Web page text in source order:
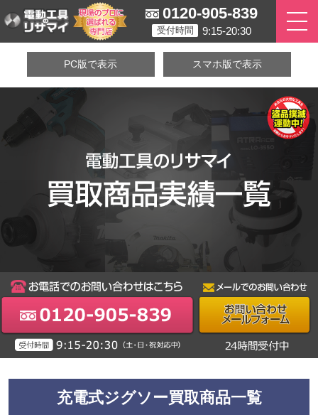
0120-905-839
受付時間 9:15-20:30
PC版で表示 スマホ版で表示
充電式ジグソー買取商品一覧